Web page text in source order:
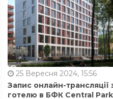
25 Вересня 2024, 15:56
Запис онлайн-трансляції
готелю в БФК Central